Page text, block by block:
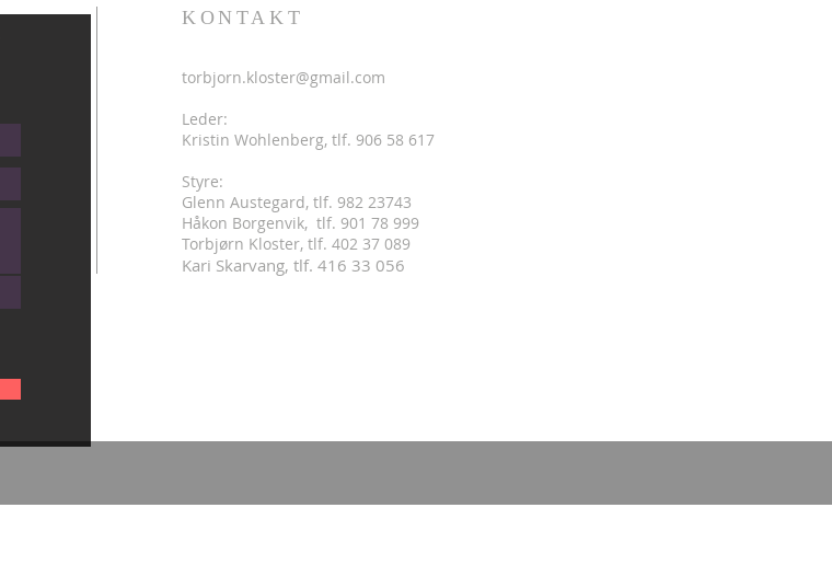
KONTAKT
torbjorn.kloster@gmail.com
Leder:
Kristin Wohlenberg, tlf. 906 58 617
Styre:
Glenn Austegard, tlf. 982 23743
Håkon Borgenvik, tlf. 901 78 999
Torbjørn Kloster, tlf. 402 37 089
Kari Skarvang, tlf. 416 33 056